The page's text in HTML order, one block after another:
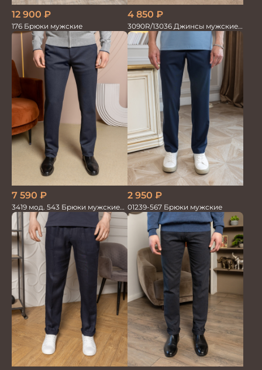
12 900 ₽
176 Брюки мужские
4 850 ₽
3090R/13036 Джинсы мужские
т.синий
7 590 ₽
3419 мод. 543 Брюки мужские
трикотажные
2 950 ₽
01239-567 Брюки мужские